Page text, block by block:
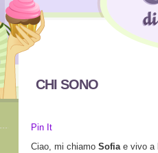
CHI SONO
Pin It
Ciao, mi chiamo Sofiae vivo a